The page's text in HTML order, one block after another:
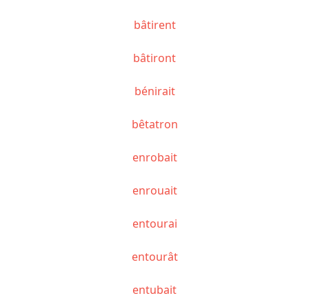
bâtirent
bâtiront
bénirait
bêtatron
enrobait
enrouait
entourai
entourât
entubait